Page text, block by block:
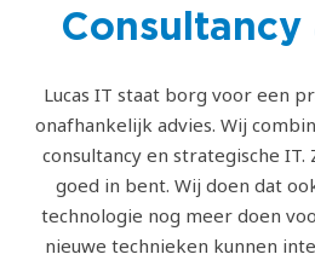
Consultancy
Lucas IT staat borg voor een
onafhankelijk advies. Wij
consultancy en strategische IT.
goed in bent. Wij doen dat
technologie nog meer doen
nieuwe technieken kunnen